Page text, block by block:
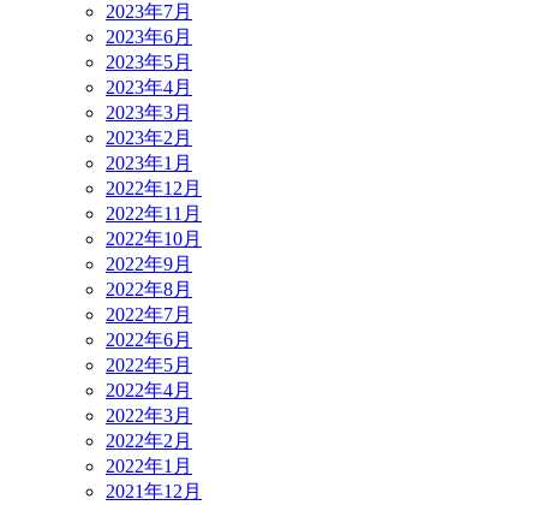
2023年7月
2023年6月
2023年5月
2023年4月
2023年3月
2023年2月
2023年1月
2022年12月
2022年11月
2022年10月
2022年9月
2022年8月
2022年7月
2022年6月
2022年5月
2022年4月
2022年3月
2022年2月
2022年1月
2021年12月